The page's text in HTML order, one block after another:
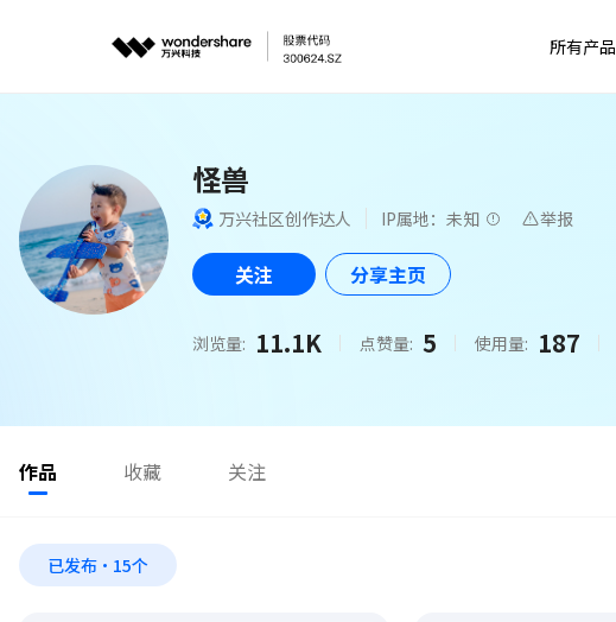
所有产品
怪兽
万兴社区创作达人 IP属地：未知 举报
关注 分享主页
浏览量: 11.1K 点赞量: 5 使用量: 187
作品 收藏 关注
已发布·15个